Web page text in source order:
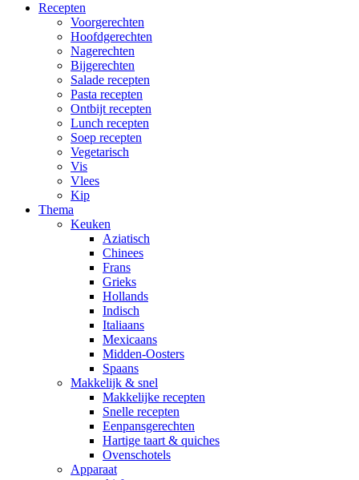
Recepten
Voorgerechten
Hoofdgerechten
Nagerechten
Bijgerechten
Salade recepten
Pasta recepten
Ontbijt recepten
Lunch recepten
Soep recepten
Vegetarisch
Vis
Vlees
Kip
Thema
Keuken
Aziatisch
Chinees
Frans
Grieks
Hollands
Indisch
Italiaans
Mexicaans
Midden-Oosters
Spaans
Makkelijk & snel
Makkelijke recepten
Snelle recepten
Eenpansgerechten
Hartige taart & quiches
Ovenschotels
Apparaat